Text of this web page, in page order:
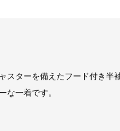
スターを備えたフード付き半
な一着です。